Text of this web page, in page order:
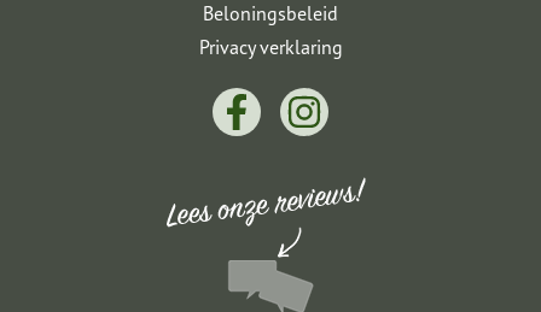
Beloningsbeleid
Privacy verklaring